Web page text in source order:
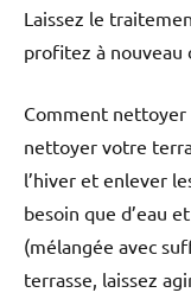
Laissez le
profitez à nouveau
Comment nettoyer
nettoyer votre
l’hiver et enlever
besoin que d’eau
(mélangée avec
terrasse, laissez